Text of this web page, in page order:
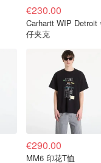
€230.00
Carhartt WIP Detroit
仔夹克
€290.00
MM6 印花T恤